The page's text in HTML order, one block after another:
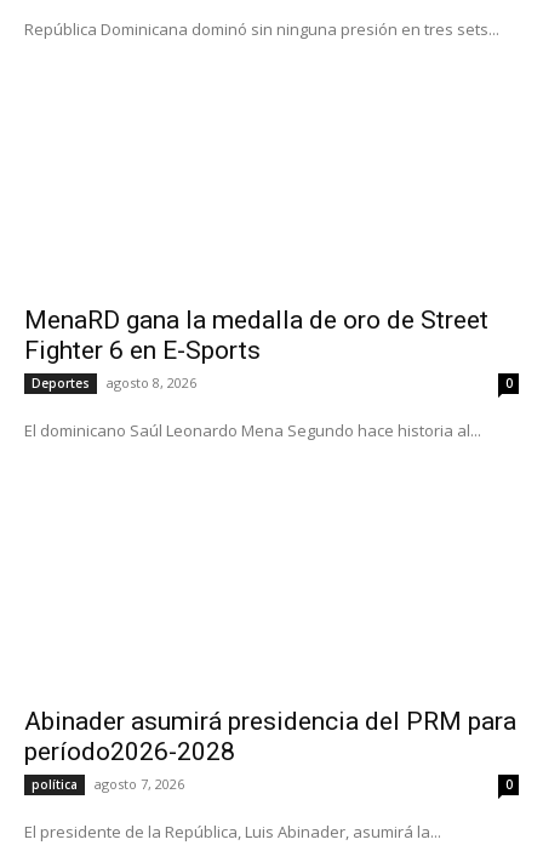
República Dominicana dominó sin ninguna presión en tres sets...
MenaRD gana la medalla de oro de Street
Fighter 6 en E-Sports
Deportes agosto 8, 2026 0
El dominicano Saúl Leonardo Mena Segundo hace historia al...
Abinader asumirá presidencia del PRM para
período2026-2028
política agosto 7, 2026 0
El presidente de la República, Luis Abinader, asumirá la...